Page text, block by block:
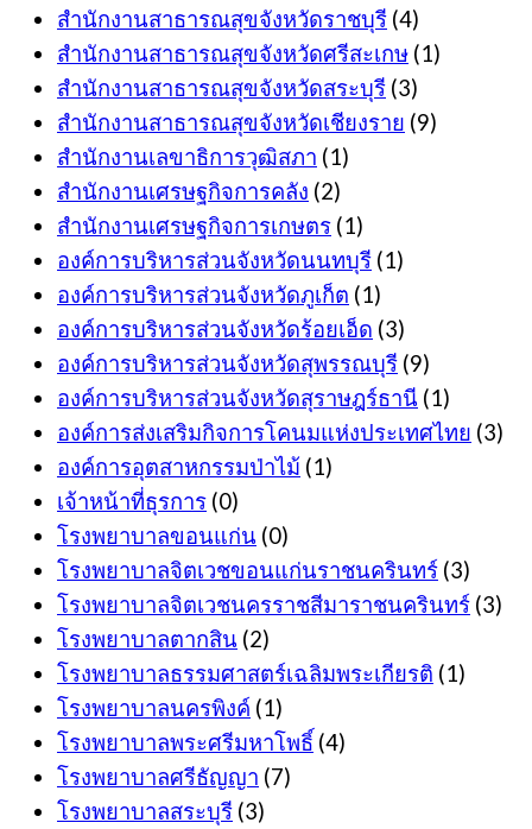
สำนักงานสาธารณสุขจังหวัดราชบุรี (4)
สำนักงานสาธารณสุขจังหวัดศรีสะเกษ (1)
สำนักงานสาธารณสุขจังหวัดสระบุรี (3)
สำนักงานสาธารณสุขจังหวัดเชียงราย (9)
สำนักงานเลขาธิการวุฒิสภา (1)
สำนักงานเศรษฐกิจการคลัง (2)
สำนักงานเศรษฐกิจการเกษตร (1)
องค์การบริหารส่วนจังหวัดนนทบุรี (1)
องค์การบริหารส่วนจังหวัดภูเก็ต (1)
องค์การบริหารส่วนจังหวัดร้อยเอ็ด (3)
องค์การบริหารส่วนจังหวัดสุพรรณบุรี (9)
องค์การบริหารส่วนจังหวัดสุราษฎร์ธานี (1)
องค์การส่งเสริมกิจการโคนมแห่งประเทศไทย (3)
องค์การอุตสาหกรรมป่าไม้ (1)
เจ้าหน้าที่ธุรการ (0)
โรงพยาบาลขอนแก่น (0)
โรงพยาบาลจิตเวชขอนแก่นราชนครินทร์ (3)
โรงพยาบาลจิตเวชนครราชสีมาราชนครินทร์ (3)
โรงพยาบาลตากสิน (2)
โรงพยาบาลธรรมศาสตร์เฉลิมพระเกียรติ (1)
โรงพยาบาลนครพิงค์ (1)
โรงพยาบาลพระศรีมหาโพธิ์ (4)
โรงพยาบาลศรีธัญญา (7)
โรงพยาบาลสระบุรี (3)